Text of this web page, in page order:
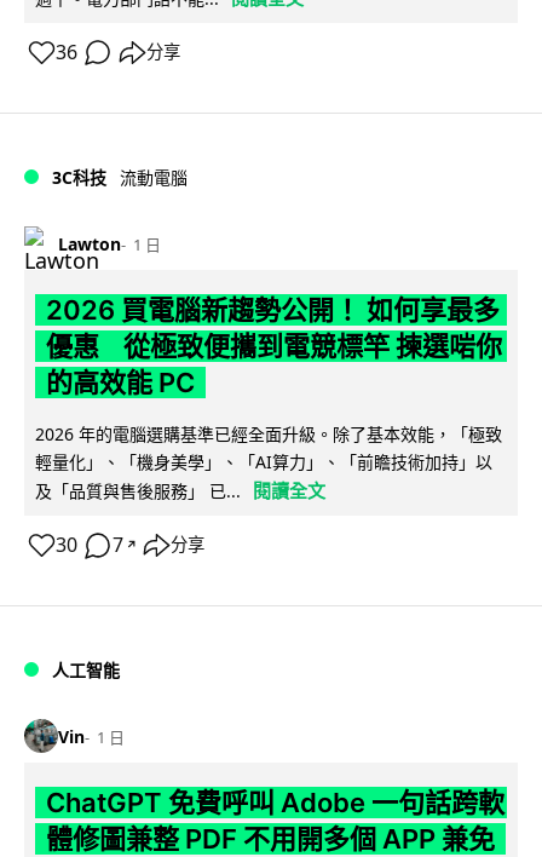
36 分享
3C科技 流動電腦
Lawton 1 日
2026 買電腦新趨勢公開！ 如何享最多
優惠 從極致便攜到電競標竿 揀選啱你
的高效能 PC
2026 年的電腦選購基準已經全面升級。除了基本效能，「極致
輕量化」、「機身美學」、「AI算力」、「前瞻技術加持」以
及「品質與售後服務」 已...
閱讀全文
30 7 ↗ 分享
人工智能
Vin 1 日
ChatGPT 免費呼叫 Adobe 一句話跨軟
體修圖兼整 PDF 不用開多個 APP 兼免